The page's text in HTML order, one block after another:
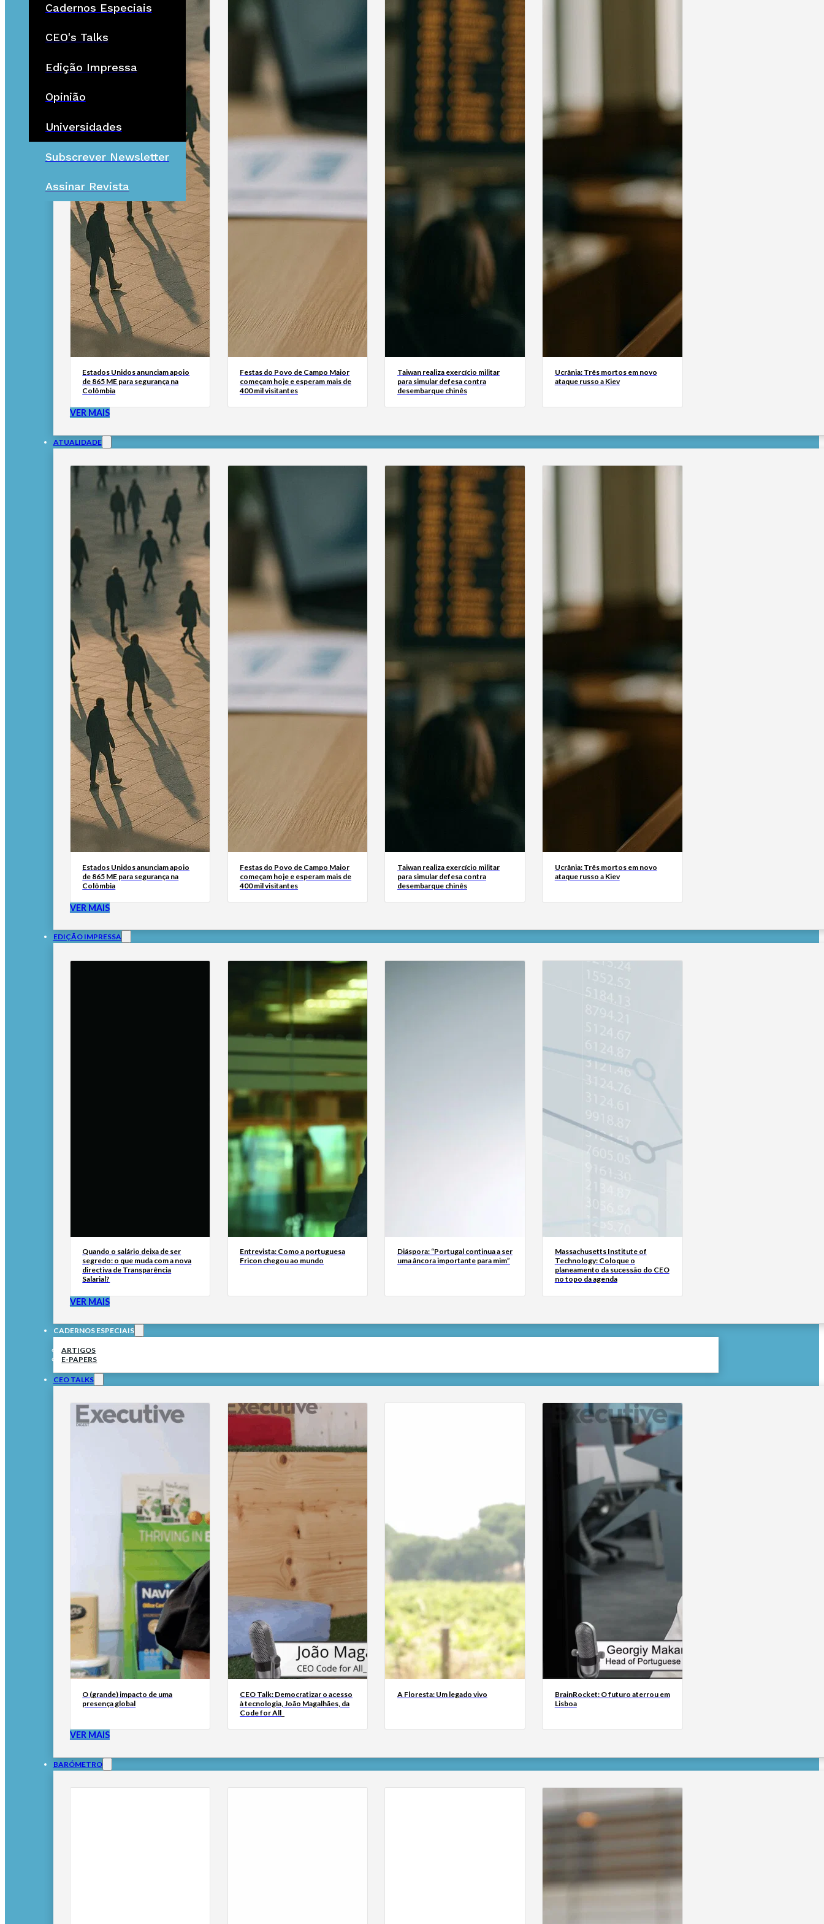
Cadernos Especiais
CEO's Talks
Edição Impressa
Opinião
Universidades
Subscrever Newsletter
Assinar Revista
Estados Unidos anunciam apoio
de 865 ME para segurança na
Colômbia
Festas do Povo de Campo Maior
começam hoje e esperam mais de
400 mil visitantes
Taiwan realiza exercício militar
para simular defesa contra
desembarque chinês
Ucrânia: Três mortos em novo
ataque russo a Kiev
VER MAIS
ATUALIDADE
Estados Unidos anunciam apoio
de 865 ME para segurança na
Colômbia
Festas do Povo de Campo Maior
começam hoje e esperam mais de
400 mil visitantes
Taiwan realiza exercício militar
para simular defesa contra
desembarque chinês
Ucrânia: Três mortos em novo
ataque russo a Kiev
VER MAIS
EDIÇÃO IMPRESSA
Quando o salário deixa de ser
segredo: o que muda com a nova
directiva de Transparência
Salarial?
Entrevista: Como a portuguesa
Fricon chegou ao mundo
Diáspora: “Portugal continua a ser
uma âncora importante para mim”
Massachusetts Institute of
Technology: Coloque o
planeamento da sucessão do CEO
no topo da agenda
VER MAIS
CADERNOS ESPECIAIS
ARTIGOS
E-PAPERS
CEO TALKS
O (grande) impacto de uma
presença global
CEO Talk: Democratizar o acesso
à tecnologia, João Magalhães, da
Code for All_
A Floresta: Um legado vivo
BrainRocket: O futuro aterrou em
Lisboa
VER MAIS
BARÓMETRO